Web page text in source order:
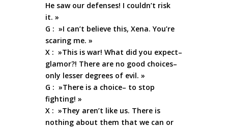
He saw our defenses! I couldn’t risk
it. »
G : »I can’t believe this, Xena. You’re
scaring me. »
X : »This is war! What did you expect–
glamor?! There are no good choices–
only lesser degrees of evil. »
G : »There is a choice– to stop
fighting! »
X : »They aren’t like us. There is
nothing about them that we can or